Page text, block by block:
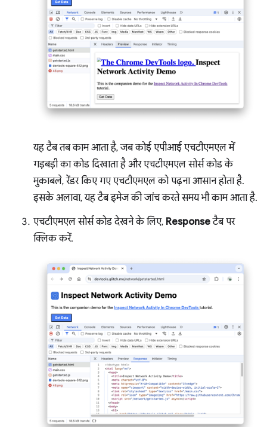
यह टैब तब काम आता है, जब कोई एपीआई एचटीएमएल में
गड़बड़ी का कोड दिखाता है और एचटीएमएल सोर्स कोड के
मुकाबले, रेंडर किए गए एचटीएमएल को पढ़ना आसान होता है.
इसके अलावा, यह टैब इमेज की जांच करते समय भी काम आता है.
एचटीएमएल सोर्स कोड देखने के लिए, Responseटैब पर
क्लिक करें.